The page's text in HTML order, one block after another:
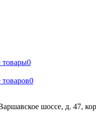
товары0
0
шоссе, д. 47,